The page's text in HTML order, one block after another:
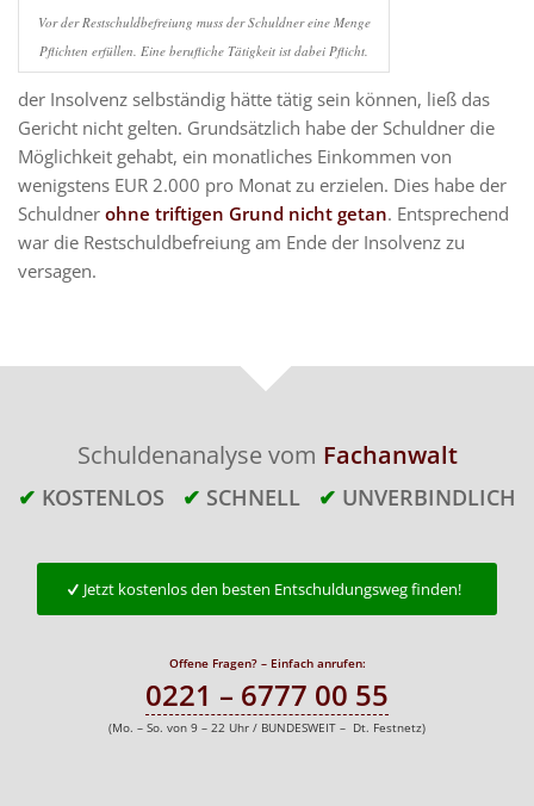
Vor der Restschuldbefreiung muss der Schuldner eine Menge
Pflichten erfüllen. Eine berufliche Tätigkeit ist dabei Pflicht.
der Insolvenz selbständig hätte tätig sein können, ließ das
Gericht nicht gelten. Grundsätzlich habe der Schuldner die
Möglichkeit gehabt, ein monatliches Einkommen von
wenigstens EUR 2.000 pro Monat zu erzielen. Dies habe der
Schuldner ohne triftigen Grund nicht getan. Entsprechend
war die Restschuldbefreiung am Ende der Insolvenz zu
versagen.
Schuldenanalyse vom Fachanwalt
✔ KOSTENLOS ✔ SCHNELL ✔ UNVERBINDLICH
Jetzt kostenlos den besten Entschuldungsweg finden!
Offene Fragen? – Einfach anrufen:
0221 – 6777 00 55
(Mo. – So. von 9 – 22 Uhr / BUNDESWEIT – Dt. Festnetz)